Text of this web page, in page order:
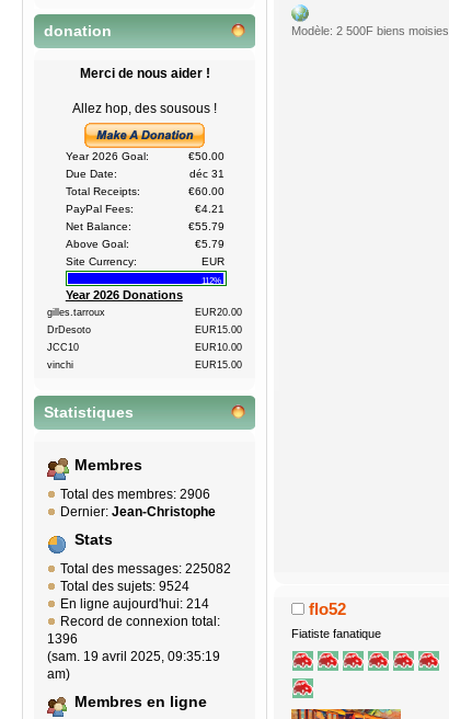
donation
Merci de nous aider !
Allez hop, des sousous !
Year 2026 Goal:
€50.00
Due Date:
déc 31
Total Receipts:
€60.00
PayPal Fees:
€4.21
Net Balance:
€55.79
Above Goal:
€5.79
Site Currency:
EUR
112%
Year 2026 Donations
gilles.tarroux
EUR20.00
DrDesoto
EUR15.00
JCC10
EUR10.00
vinchi
EUR15.00
Statistiques
Membres
Total des membres: 2906
Dernier: Jean-Christophe
Stats
Total des messages: 225082
Total des sujets: 9524
En ligne aujourd'hui: 214
Record de connexion total:
1396
(sam. 19 avril 2025, 09:35:19
am)
Membres en ligne
Modèle: 2 500F biens moisies
flo52
Fiatiste fanatique